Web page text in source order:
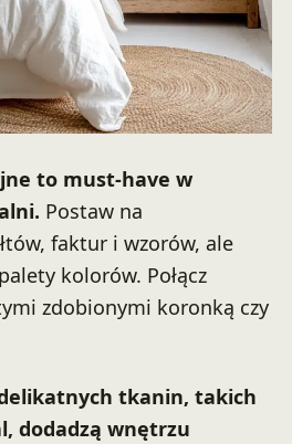
to must-have w
Postaw na
faktur i wzorów, ale
kolorów. Połącz
zdobionymi koronką czy
tkanin, takich
dodadzą wnętrzu